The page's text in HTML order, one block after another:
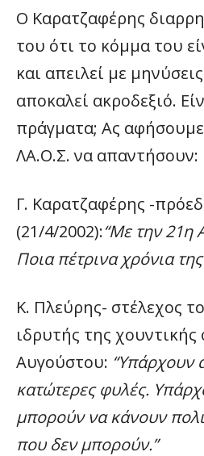
Ο Καρατζαφέρης
του ότι το κόμμα του
και απειλεί με
αποκαλεί ακροδεξιό.
πράγματα; Ας
ΛΑ.Ο.Σ. να απαντήσουν:
Γ. Καρατζαφέρης -
(21/4/2002):“Με την 21η
Ποια πέτρινα χρόνια
Κ. Πλεύρης- στέλεχος
ιδρυτής της
Αυγούστου: “Υπάρχουν
κατώτερες φυλές.
μπορούν να κάνουν
που δεν μπορούν.”